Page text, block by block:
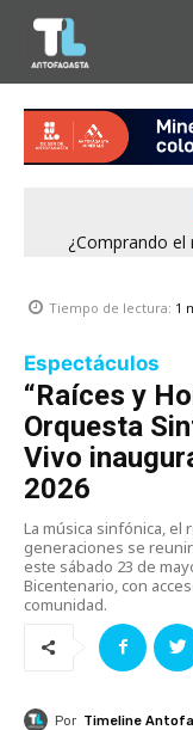
¿Comprando el
Tiempo de lectura: 1
Espectáculos
“Raíces y
Orquesta
Vivo
2026
La música sinfónica, el
generaciones se
este sábado 23 de
Bicentenario, con
comunidad.
Por Timeline